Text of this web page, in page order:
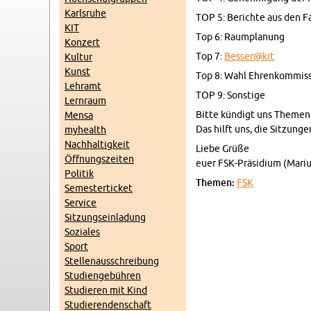
Karls­ru­he
KIT
Kon­zert
Kul­tur
Kunst
Lehr­amt
Lern­raum
Mensa
myhe­alth
Nach­hal­tig­keit
Öff­nungs­zei­ten
Po­li­tik
Se­mes­ter­ti­cket
Ser­vice
Sit­zungs­ein­la­dung
So­zia­les
Sport
Stel­len­aus­schrei­bung
Stu­di­en­ge­büh­ren
Stu­die­ren mit Kind
Stu­die­ren­den­schaft
TOP 5: Be­rich­te aus den
Top 6: Raum­pla­nung
Top 7: Besser@​kit
Top 8: Wahl
TOP 9: Sons­ti­ge
Bitte kün­digt uns
Das hilft uns, die
Liebe Grüße
euer FSK-Prä­si­di­um
The­men: FSK